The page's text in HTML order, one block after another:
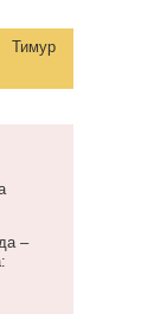
Тимур
–